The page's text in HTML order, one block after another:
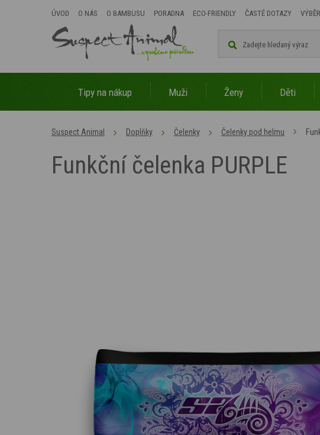
ÚVOD O NÁS O BAMBUSU PORADNA ECO-FRIENDLY ČASTÉ DOTAZY
Tipy na nákup Muži Ženy Děti
Suspect Animal Doplňky Čelenky Čelenky pod helmu
Funkční čelenka PURPLE